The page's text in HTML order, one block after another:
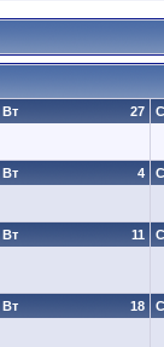
27
Вт
4
Вт
11
Вт
18
Вт